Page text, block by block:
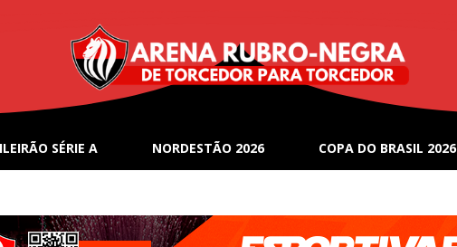
SÉRIE A NORDESTÃO 2026 COPA DO BRASIL 2026